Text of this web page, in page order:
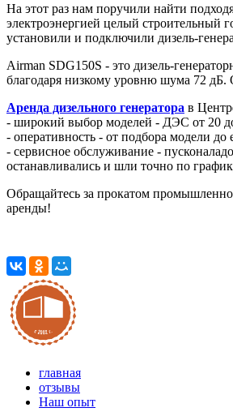
На этот раз нам поручили найти
электроэнергией целый строительный
установили и подключили дизель-
Airman SDG150S - это дизель-
благодаря низкому уровню шума 72 дБ.
Аренда дизельного генератора в
- широкий выбор моделей - ДЭС от 20
- оперативность - от подбора модели
- сервисное обслуживание -
останавливались и шли точно по
Обращайтесь за прокатом
аренды!
главная
отзывы
Наш опыт